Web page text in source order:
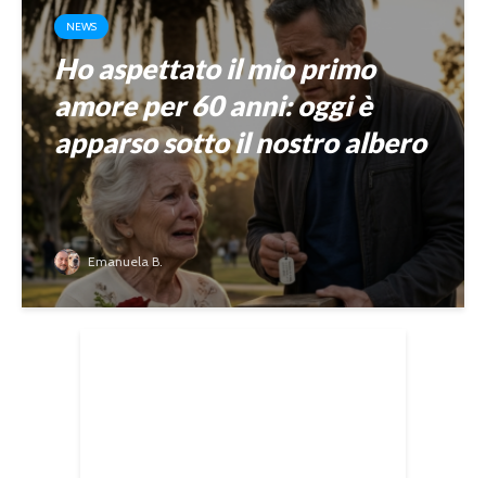
NEWS
Ho aspettato il mio primo
amore per 60 anni: oggi è
apparso sotto il nostro albero
Emanuela B.